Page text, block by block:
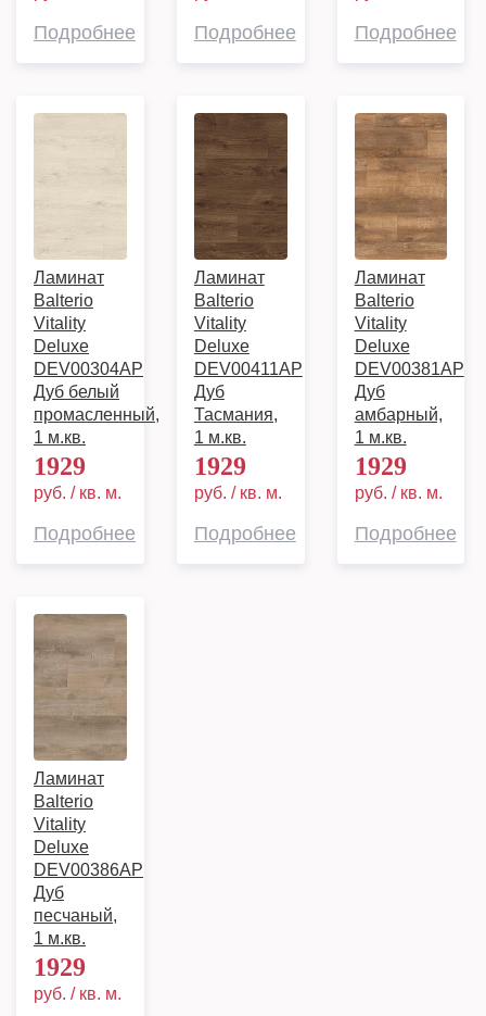
Подробнее Подробнее Подробнее
Ламинат
Balterio
Vitality
Deluxe
DEV00304AP
Дуб белый
промасленный,
1 м.кв.
1929
руб. / кв. м.
Подробнее
Ламинат
Balterio
Vitality
Deluxe
DEV00411AP
Дуб
Тасмания,
1 м.кв.
1929
руб. / кв. м.
Подробнее
Ламинат
Balterio
Vitality
Deluxe
DEV00381AP
Дуб
амбарный,
1 м.кв.
1929
руб. / кв. м.
Подробнее
Ламинат
Balterio
Vitality
Deluxe
DEV00386AP
Дуб
песчаный,
1 м.кв.
1929
руб. / кв. м.